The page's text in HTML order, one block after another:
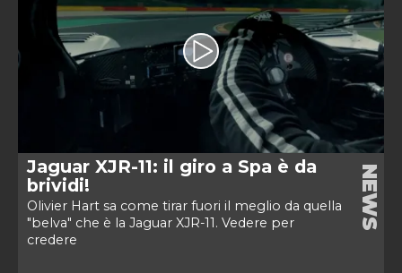
Jaguar XJR-11: il giro a Spa è da
brividi!
Olivier Hart sa come tirar fuori il meglio da quella
"belva" che è la Jaguar XJR-11. Vedere per
credere
NEWS